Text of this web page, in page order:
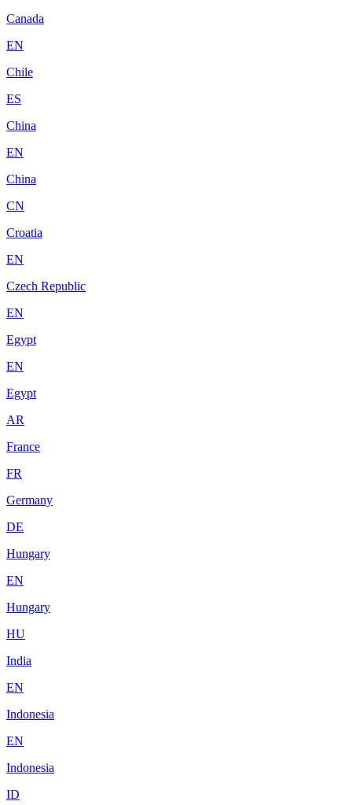
Canada
EN
Chile
ES
China
EN
China
CN
Croatia
EN
Czech Republic
EN
Egypt
EN
Egypt
AR
France
FR
Germany
DE
Hungary
EN
Hungary
HU
India
EN
Indonesia
EN
Indonesia
ID